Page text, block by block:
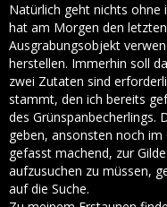
Natürlich geht nichts ohne
hat am Morgen den
Ausgrabungsobjekt
herstellen. Immerhin soll
zwei Zutaten sind
stammt, den ich bereits
des Grünspanbecherlings.
geben, ansonsten noch
gefasst machend, zur
aufzusuchen zu müssen,
auf die Suche.